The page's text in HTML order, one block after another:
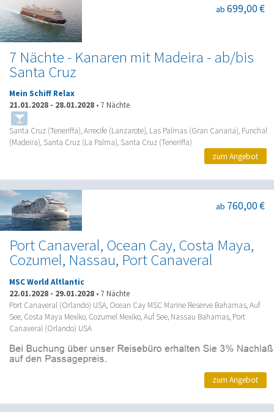
7 Nächte - Kanaren mit Madeira - ab/bis
Santa Cruz
ab 699,00 €
Mein Schiff Relax
21.01.2028 - 28.01.2028 • 7 Nächte
Santa Cruz (Teneriffa), Arrecife (Lanzarote), Las Palmas (Gran Canaria), Funchal
(Madeira), Santa Cruz (La Palma), Santa Cruz (Teneriffa)
zum Angebot
Port Canaveral, Ocean Cay, Costa Maya,
Cozumel, Nassau, Port Canaveral
ab 760,00 €
MSC World Altlantic
22.01.2028 - 29.01.2028 • 7 Nächte
Port Canaveral (Orlando) USA, Ocean Cay MSC Marine Reserve Bahamas, Auf
See, Costa Maya Mexiko, Cozumel Mexiko, Auf See, Nassau Bahamas, Port
Canaveral (Orlando) USA
zum Angebot